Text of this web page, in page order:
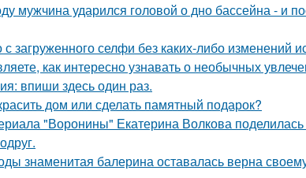
мужчина ударился головой о дно бассейна - и
загруженного селфи без каких-либо изменений
как интересно узнавать о необычных
впиши здесь один раз.
дом или сделать памятный подарок?
"Воронины" Екатерина Волкова
знаменитая балерина оставалась верна